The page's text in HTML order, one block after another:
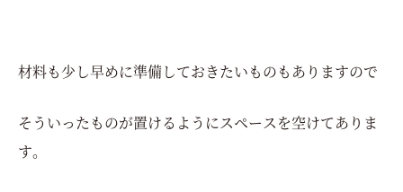
材料も少し早めに準備しておきたいものもありますので
そういったものが置けるようにスペースを空けてありま
す。